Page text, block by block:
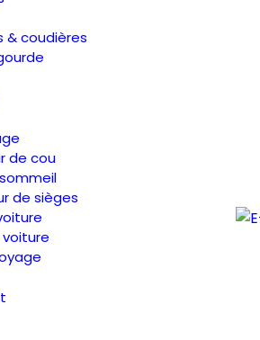
& coudières
de cou
de sièges
voiture